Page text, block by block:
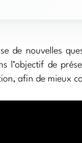
de nouvelles
l’objectif de
afin de mieux